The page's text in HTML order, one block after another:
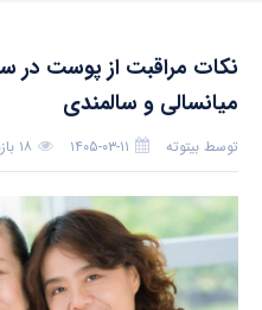
نکات مراقبت از پوست در
میانسالی و سالمندی
توسط بیتوته ۱۴۰۵-۰۳-۱۱ ۱۸ بازدید